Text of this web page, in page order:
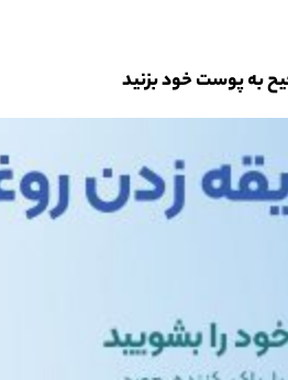
به پوست خود بزنید